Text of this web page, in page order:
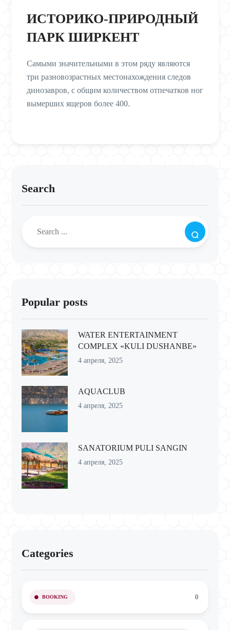
ИСТОРИКО-ПРИРОДНЫЙ
ПАРК ШИРКЕНТ
Самыми значительными в этом ряду являются
три разновозрастных местонахождения следов
динозавров, с общим количеством отпечатков ног
вымерших ящеров более 400.
Search
Popular posts
WATER ENTERTAINMENT
COMPLEX «KULI DUSHANBE»
4 апреля, 2025
AQUACLUB
4 апреля, 2025
SANATORIUM PULI SANGIN
4 апреля, 2025
Categories
BOOKING 0